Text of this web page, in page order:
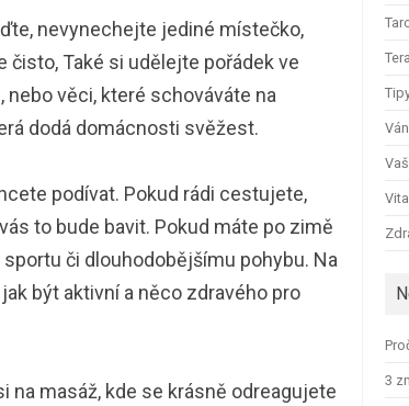
nevynechejte jediné místečko,
čisto, Také si udělejte pořádek ve
věci, které schováváte na
dodá domácnosti svěžest.
podívat. Pokud rádi cestujete,
to bude bavit. Pokud máte po zimě
či dlouhodobějšímu pohybu. Na
být aktivní a něco zdravého pro
na masáž, kde se krásně odreagujete
3